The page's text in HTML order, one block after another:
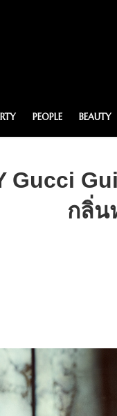
PEOPLE BEAUTY
Gucci
กลิ่น